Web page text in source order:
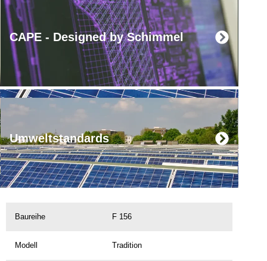
CAPE - Designed by Schimmel
Umweltstandards
Baureihe F 156
Modell Tradition